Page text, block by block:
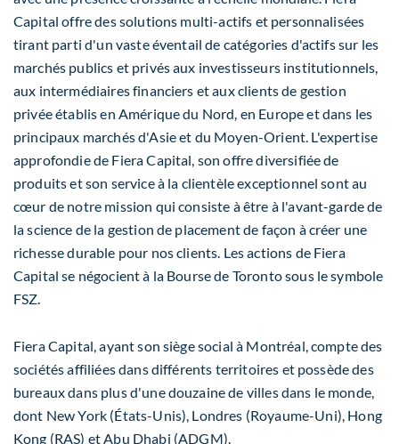
Capital offre des solutions multi-actifs et personnalisées
tirant parti d'un vaste éventail de catégories d'actifs sur les
marchés publics et privés aux investisseurs institutionnels,
aux intermédiaires financiers et aux clients de gestion
privée établis en Amérique du Nord, en Europeet dans les
principaux marchés d'Asie et du Moyen-Orient. L'expertise
approfondie de Fiera Capital, son offre diversifiée de
produits et son service à la clientèle exceptionnel sont au
cœur de notre mission qui consiste à être à l'avant-garde de
la science de la gestion de placement de façon à créer une
richesse durable pour nos clients. Les actions de Fiera
Capital se négocient à la Bourse de Torontosous le symbole
FSZ.
Fiera Capital, ayant son siège social à Montréal, compte des
sociétés affiliées dans différents territoires et possède des
bureaux dans plus d'une douzaine de villes dans le monde,
dont New York (États-Unis), Londres (Royaume-Uni), Hong
Kong (RAS) etAbu Dhabi (ADGM).